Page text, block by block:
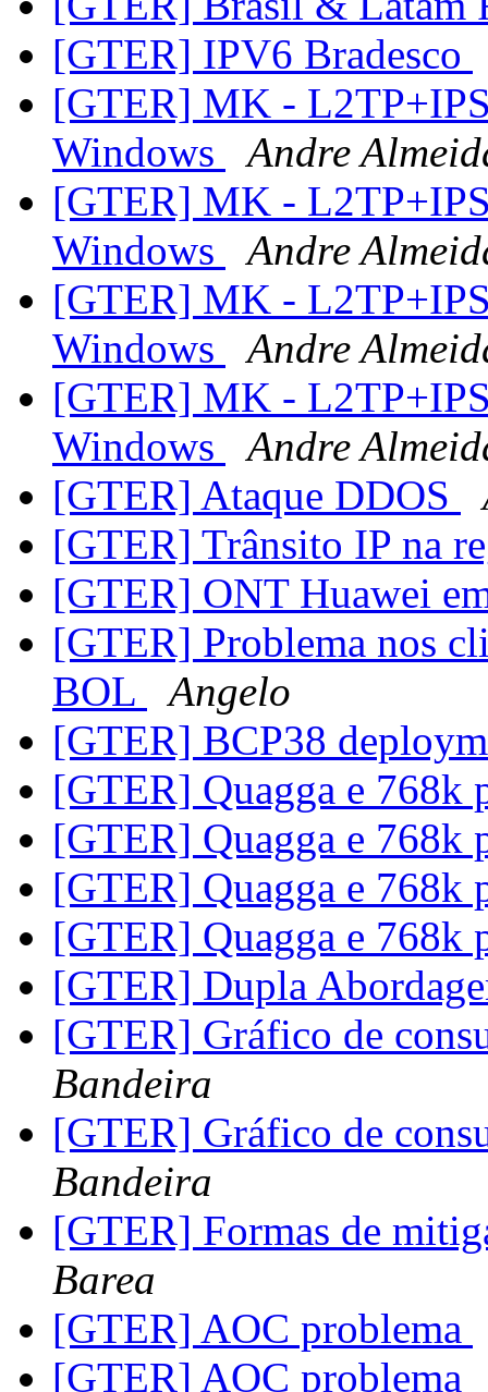
[GTER] IPV6 Bradesco
[GTER] MK -
Windows
Andre
[GTER] MK -
Windows
Andre
[GTER] MK -
Windows
Andre
[GTER] MK -
Windows
Andre
[GTER] Ataque DDOS
[GTER] Trânsito IP na
[GTER] ONT Huawei
[GTER] Problema nos
BOL
Angelo
[GTER] BCP38
[GTER] Quagga e 768k
[GTER] Quagga e 768k
[GTER] Quagga e 768k
[GTER] Quagga e 768k
[GTER] Dupla
[GTER] Gráfico de
Bandeira
[GTER] Gráfico de
Bandeira
[GTER] Formas de
Barea
[GTER] AOC problema
[GTER] AOC problema